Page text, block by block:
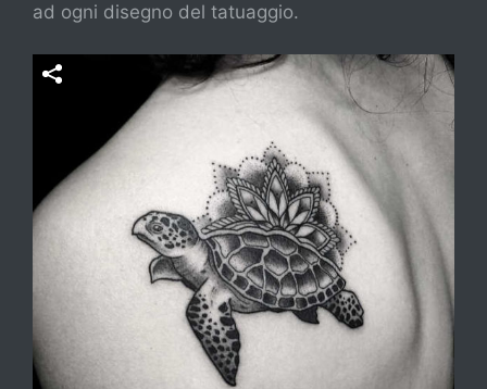
ad ogni disegno del tatuaggio.